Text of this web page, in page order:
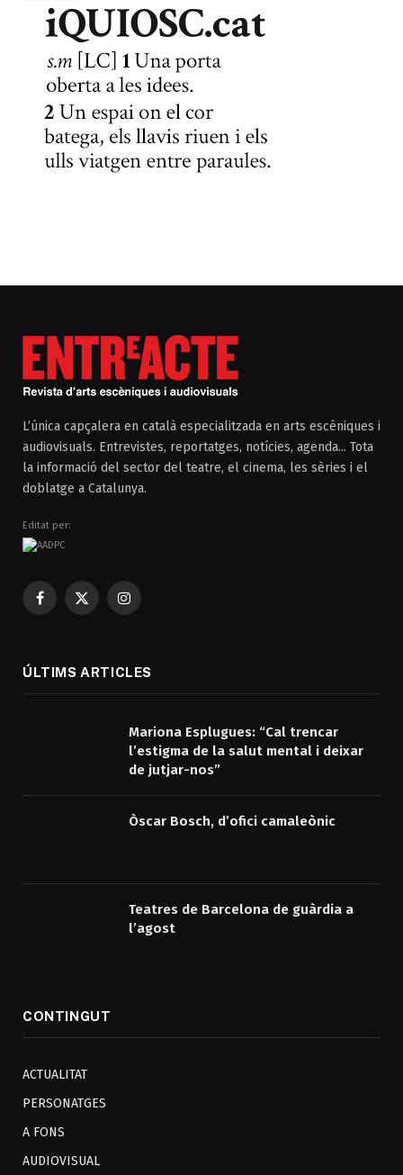
L’única capçalera en català especialitzada en arts escèniques i
audiovisuals. Entrevistes, reportatges, notícies, agenda... Tota
la informació del sector del teatre, el cinema, les sèries i el
doblatge a Catalunya.
Editat per:
Facebook
X
Instagram
ÚLTIMS ARTICLES
Mariona Esplugues: “Cal trencar
l’estigma de la salut mental i deixar
de jutjar-nos”
Òscar Bosch, d’ofici camaleònic
Teatres de Barcelona de guàrdia a
l’agost
CONTINGUT
ACTUALITAT
PERSONATGES
A FONS
AUDIOVISUAL